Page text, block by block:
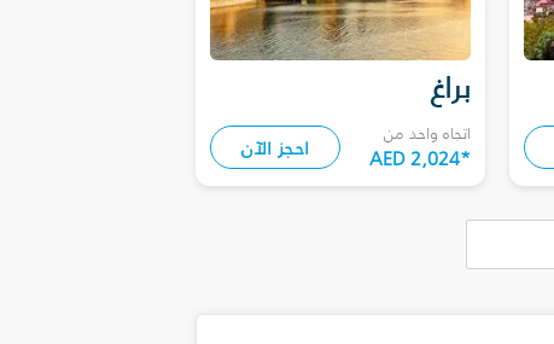
براغ
اتجاه واحد من
AED 2,024* احجز الآن